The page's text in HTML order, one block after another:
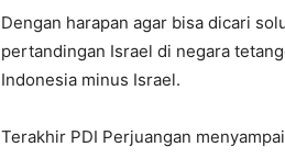
Dengan harapan agar bisa dicari
pertandingan Israel di negara
Indonesia minus Israel.
Terakhir PDI Perjuangan